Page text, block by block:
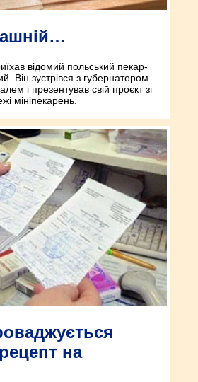
відомий польський пекар-
Він зустрівся з губернатором
і презентував свій проєкт зі
мініпекарень.
на